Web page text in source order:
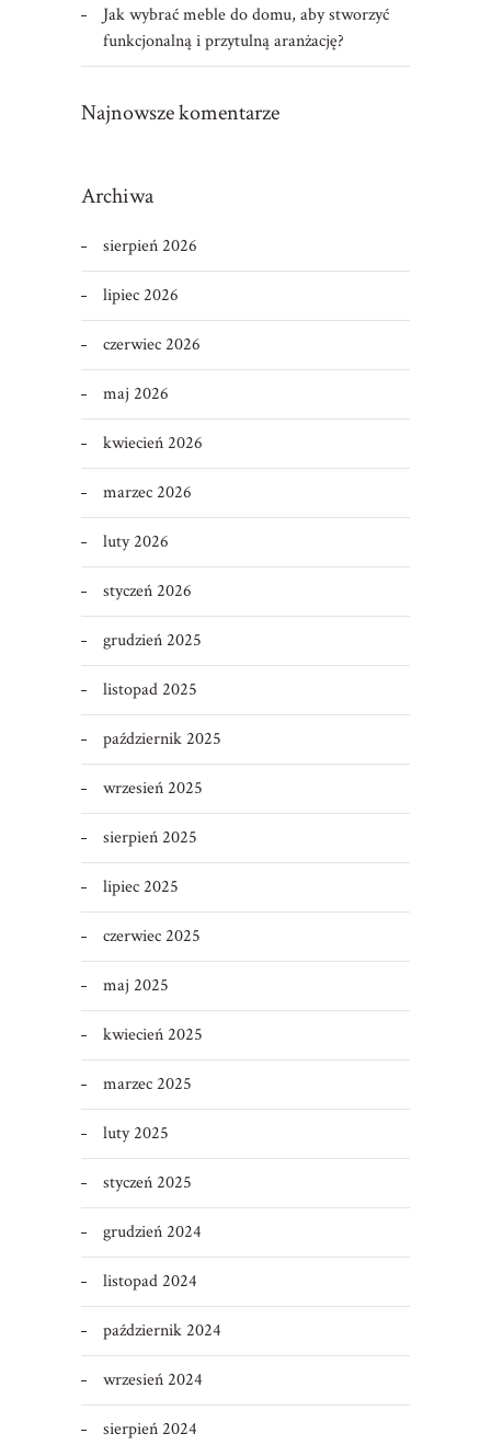
Jak wybrać meble do domu, aby stworzyć
funkcjonalną i przytulną aranżację?
Najnowsze komentarze
Archiwa
sierpień 2026
lipiec 2026
czerwiec 2026
maj 2026
kwiecień 2026
marzec 2026
luty 2026
styczeń 2026
grudzień 2025
listopad 2025
październik 2025
wrzesień 2025
sierpień 2025
lipiec 2025
czerwiec 2025
maj 2025
kwiecień 2025
marzec 2025
luty 2025
styczeń 2025
grudzień 2024
listopad 2024
październik 2024
wrzesień 2024
sierpień 2024